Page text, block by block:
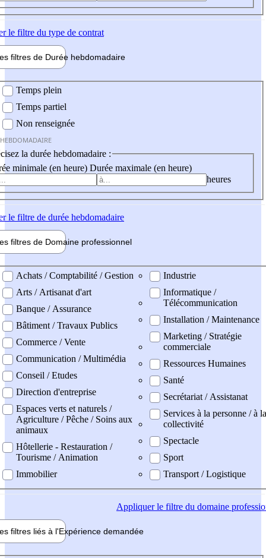
le filtre du type de contrat
filtres de Durée hebdomadaire
Temps plein
Temps partiel
Non renseignée
la durée hebdomadaire :
minimale (en heure) Durée maximale (en heure)
heures
le filtre de durée hebdomadaire
filtres de Domaine professionnel
professionel
Achats / Comptabilité / Gestion
Arts / Artisanat d'art
Banque / Assurance
Bâtiment / Travaux Publics
Commerce / Vente
Communication / Multimédia
Conseil / Etudes
Direction d'entreprise
Espaces verts et naturels /
Agriculture / Pêche / Soins aux
animaux
Hôtellerie - Restauration /
Tourisme / Animation
Immobilier
Industrie
Informatique /
Télécommunication
Installation / Maintenance
Marketing / Stratégie
commerciale
Ressources Humaines
Santé
Secrétariat / Assistanat
Services à la personne / à la
collectivité
Spectacle
Sport
Transport / Logistique
Appliquerle filtre du domaine
filtres liés à l'Expérience demandée